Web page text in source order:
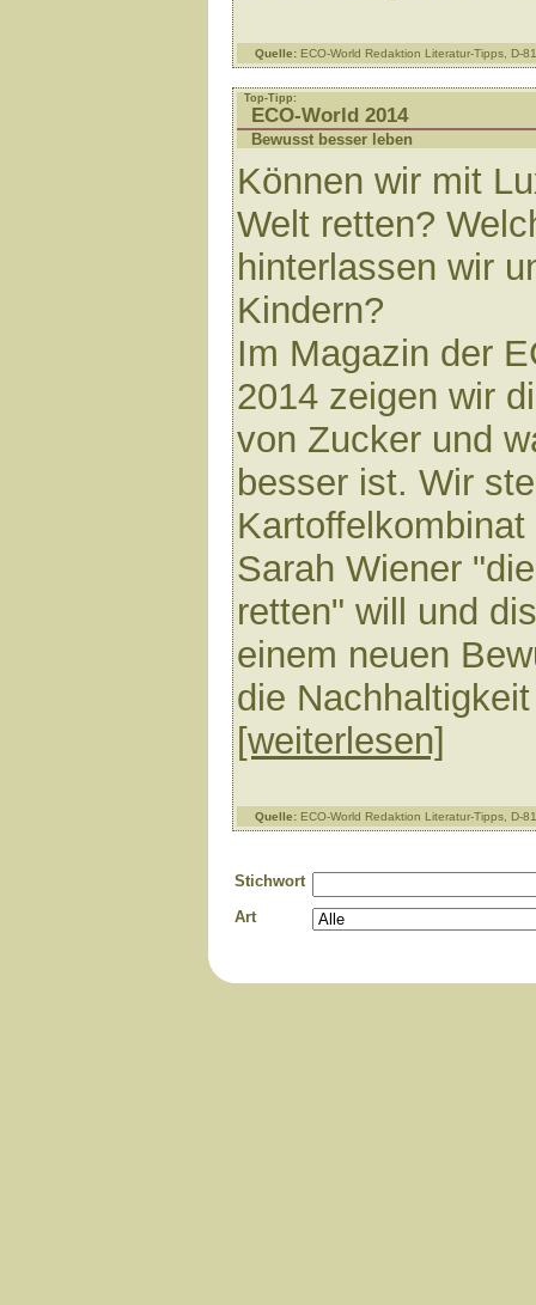
Quelle: ECO-World Redaktion Literatur-Tipps, D-
Top-Tipp:
ECO-World 2014
Bewusst besser leben
Können wir mit
Welt retten?
hinterlassen wir
Kindern?
Im Magazin der
2014 zeigen wir
von Zucker und
besser ist. Wir
Sarah Wiener
retten" will und
einem neuen
die
[weiterlesen]
Quelle: ECO-World Redaktion Literatur-Tipps, D-
Stichwort
Art